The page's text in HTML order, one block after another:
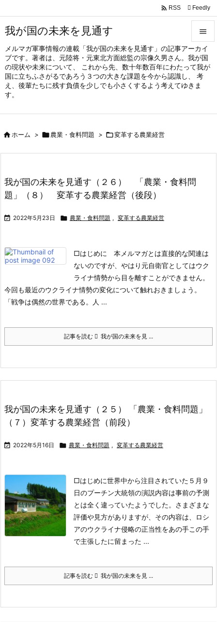
我が国の未来を見通す
メルマガ軍事情報の連載「我が国の未来を見通す」の記事アーカイ
ブです。著者は、元陸将・元東北方面総監の宗像久男さん。我が国
の現状や未来について、 これから先、数十年数百年にわたって我が
国に立ちふさがるであろう３つの大きな課題を今から認識し、 考
え、後輩たちに残す負債を少しでも小さくするよう考えてゆきま
す。


メニュ

サイド

 RSS Feedly
ホーム > 農業・食料問題 > 変革する農業経営
我が国の未来を見通す（２６） 「農業・食料問
題」（８） 変革する農業経営（後段）
 2022年5月23日  農業・食料問題 , 変革する農業経営
□はじめに
本メルマガとは直接的な関連は
ないのですが、やはり元自衛官としてはウク
ライナ情勢から目を離すことができません。
今回も最近のウクライナ情勢の変化について触れおきましょう。
「戦争は偶然の世界である。人 ...
記事を読む 我が国の未来を見 ...
我が国の未来を見通す（２５） 「農業・食料問題」
（７）変革する農業経営（前段）
 2022年5月16日  農業・食料問題 , 変革する農業経営
□はじめに世界中から注目されていた５月９
日のプーチン大統領の演説内容は事前の予測
とは全く違っていたようでした。さまざまな
評価や見方がありますが、その内容は、ロシ
アのウクライナ侵略の正当性をあの手この手
で主張したに留まった ...
記事を読む 我が国の未来を見 ...